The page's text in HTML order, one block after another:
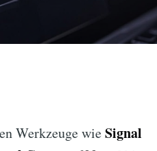
Werkzeuge wieSignal